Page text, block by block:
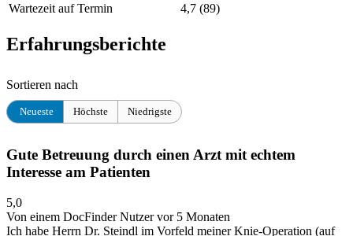
Wartezeit auf Termin
4,7 (89)
Erfahrungsberichte
Sortieren nach
Neueste Höchste Niedrigste
Gute Betreuung durch einen Arzt mit echtem
Interesse am Patienten
5,0
Von einem DocFinder Nutzervor 5 Monaten
Ich habe Herrn Dr. Steindl im Vorfeld meiner Knie-Operation (auf